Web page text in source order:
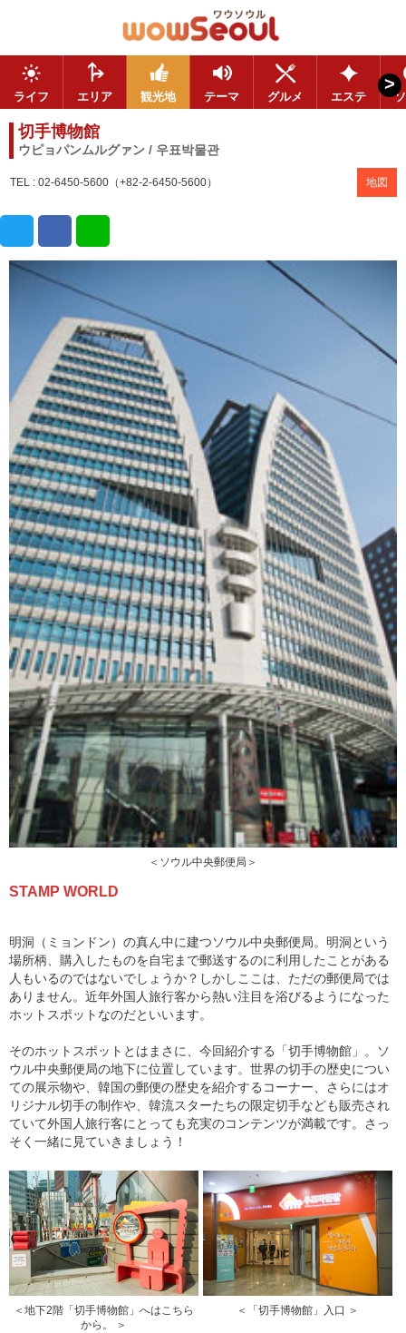
ライフ エリア 観光地 テーマ グルメ エステ
>
切手博物館
ウピョパンムルグァン / 우표박물관
TEL : 02-6450-5600（+82-2-6450-5600） 地図
＜ソウル中央郵便局＞
STAMP WORLD
明洞（ミョンドン）の真ん中に建つソウル中央郵便局。明洞という
場所柄、購入したものを自宅まで郵送するのに利用したことがある
人もいるのではないでしょうか？しかしここは、ただの郵便局では
ありません。近年外国人旅行客から熱い注目を浴びるようになった
ホットスポットなのだといいます。
そのホットスポットとはまさに、今回紹介する「切手博物館」。ソ
ウル中央郵便局の地下に位置しています。世界の切手の歴史につい
ての展示物や、韓国の郵便の歴史を紹介するコーナー、さらにはオ
リジナル切手の制作や、韓流スターたちの限定切手なども販売され
ていて外国人旅行客にとっても充実のコンテンツが満載です。さっ
そく一緒に見ていきましょう！
＜地下2階「切手博物館」へはこちら
から。 ＞
＜「切手博物館」入口 ＞